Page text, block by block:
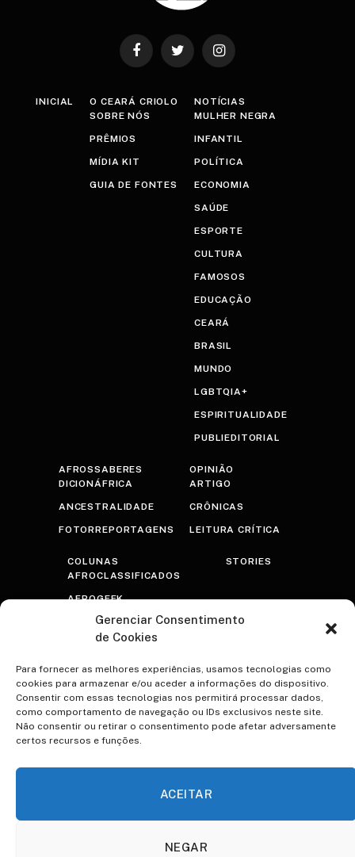
Gerenciar Consentimento
de Cookies
Para fornecer as melhores experiências, usamos tecnologias como
cookies para armazenar e/ou aceder a informações do dispositivo.
Consentir com essas tecnologias nos permitirá processar dados,
como comportamento de navegação ou IDs exclusivos neste site.
Não consentir ou retirar o consentimento pode afetar adversamente
certos recursos e funções.
ACEITAR
NEGAR
FacebookTwitter Instagram
INICIAL
O CEARÁ CRIOLO
SOBRE NÓS
PRÊMIOS
MÍDIA KIT
GUIA DE FONTES
NOTÍCIAS
MULHER NEGRA
INFANTIL
POLÍTICA
ECONOMIA
SAÚDE
ESPORTE
CULTURA
FAMOSOS
EDUCAÇÃO
CEARÁ
BRASIL
MUNDO
LGBTQIA+
ESPIRITUALIDADE
PUBLIEDITORIAL
AFROSSABERES
DICIONÁFRICA
ANCESTRALIDADE
FOTORREPORTAGENS
OPINIÃO
ARTIGO
CRÔNICAS
LEITURA CRÍTICA
COLUNAS
AFROCLASSIFICADOS
AFROGEEK
RASTROS
AFROTRANSFUTURISTA
OLHAR PRETO
PSICOTERAPRETO
NEGRA VOZ
STORIES
ESPECIAIS